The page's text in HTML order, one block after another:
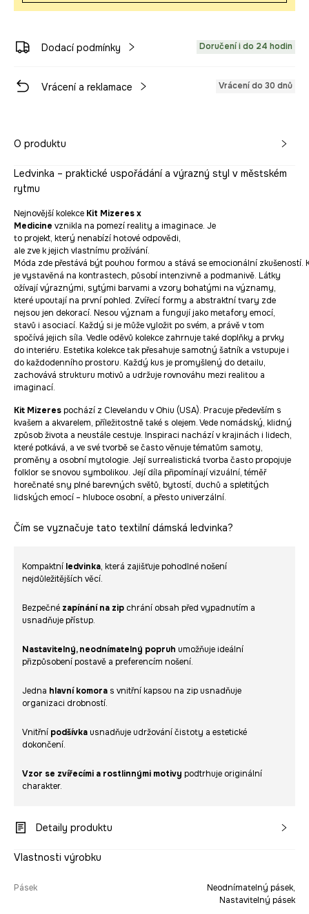
Dodací podmínky Doručení i do 24 hodin
Vrácení a reklamace Vrácení do 30 dnů
O produktu
Ledvinka – praktické uspořádání a výrazný styl v městském
rytmu
Nejnovější kolekce Kit Mizeres x
Medicine vznikla na pomezí reality a imaginace. Je
to projekt, který nenabízí hotové odpovědi,
ale zve k jejich vlastnímu prožívání.
Móda zde přestává být pouhou formou a stává se emocionální zkušeností.
je vystavěná na kontrastech, působí intenzivně a podmanivě. Látky
ožívají výraznými, sytými barvami a vzory bohatými na významy,
které upoutají na první pohled. Zvířecí formy a abstraktní tvary zde
nejsou jen dekorací. Nesou význam a fungují jako metafory emocí,
stavů i asociací. Každý si je může vyložit po svém, a právě v tom
spočívá jejich síla. Vedle oděvů kolekce zahrnuje také doplňky a prvky
do interiéru. Estetika kolekce tak přesahuje samotný šatník a vstupuje i
do každodenního prostoru. Každý kus je promyšlený do detailu,
zachovává strukturu motivů a udržuje rovnováhu mezi realitou a
imaginací.
Kit Mizerespochází z Clevelandu v Ohiu (USA). Pracuje především s
kvašem a akvarelem, příležitostně také s olejem. Vede nomádský, klidný
způsob života a neustále cestuje. Inspiraci nachází v krajinách i lidech,
které potkává, a ve své tvorbě se často věnuje tématům samoty,
proměny a osobní mytologie. Její surrealistická tvorba často propojuje
folklor se snovou symbolikou. Její díla připomínají vizuální, téměř
horečnaté sny plné barevných světů, bytostí, duchů a spletitých
lidských emocí – hluboce osobní, a přesto univerzální.
Čím se vyznačuje tato textilní dámská ledvinka?
Kompaktní ledvinka, která zajišťuje pohodlné nošení
nejdůležitějších věcí.
Bezpečné zapínání na zip chrání obsah před vypadnutím a
usnadňuje přístup.
Nastavitelný, neodnímatelný popruh umožňuje ideální
přizpůsobení postavě a preferencím nošení.
Jedna hlavní komora s vnitřní kapsou na zip usnadňuje
organizaci drobností.
Vnitřní podšívka usnadňuje udržování čistoty a estetické
dokončení.
Vzor se zvířecími a rostlinnými motivy podtrhuje originální
charakter.
Detaily produktu
Vlastnosti výrobku
Pásek
Neodnímatelný pásek,
Nastavitelný pásek